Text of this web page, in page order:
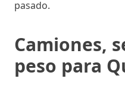
pasado.
Camiones,
peso para